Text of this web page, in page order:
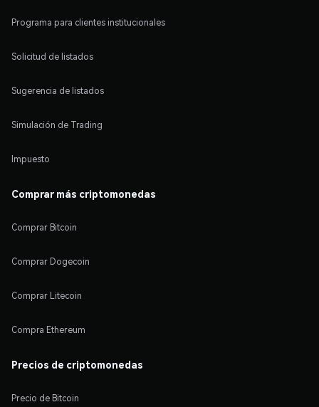
Programa para clientes institucionales
Solicitud de listados
Sugerencia de listados
Simulación de Trading
Impuesto
Comprar más criptomonedas
Comprar Bitcoin
Comprar Dogecoin
Comprar Litecoin
Compra Ethereum
Precios de criptomonedas
Precio de Bitcoin